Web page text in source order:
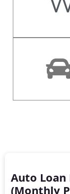
Auto Loan
(Monthly